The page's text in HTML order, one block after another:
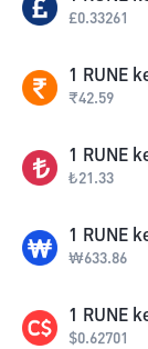
£0.33261
1 RUNE
₹42.59
1 RUNE
₺21.33
1 RUNE
₩633.86
1 RUNE
$0.62701